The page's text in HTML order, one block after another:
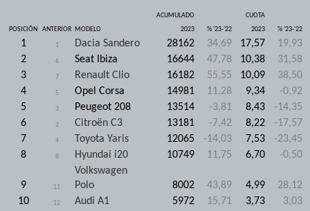
POSICIÓN ANTERIOR MODELO
ACUMULADO
2023
% '23-'22
CUOTA
2023
% '23-'22
1 1 Dacia Sandero 28162 34,69 17,57
19,93
2
6 Seat Ibiza 16644 47,78 10,38
31,58
3
7 Renault Clio 16182 55,55 10,09
38,50
4
5 Opel Corsa 14981 11,28 9,34
-0,92
5
3 Peugeot 208 13514 -3,81 8,43
-14,35
6
2 Citroën C3 13181 -7,42 8,22
-17,57
7
4 Toyota Yaris 12065 -14,03 7,53
-23,45
8
8 Hyundai i20 10749 11,75 6,70 -0,50
9 11
Volkswagen
Polo
8002 43,89 4,99
28,12
10
12 Audi A1 5972 15,71 3,73
3,03